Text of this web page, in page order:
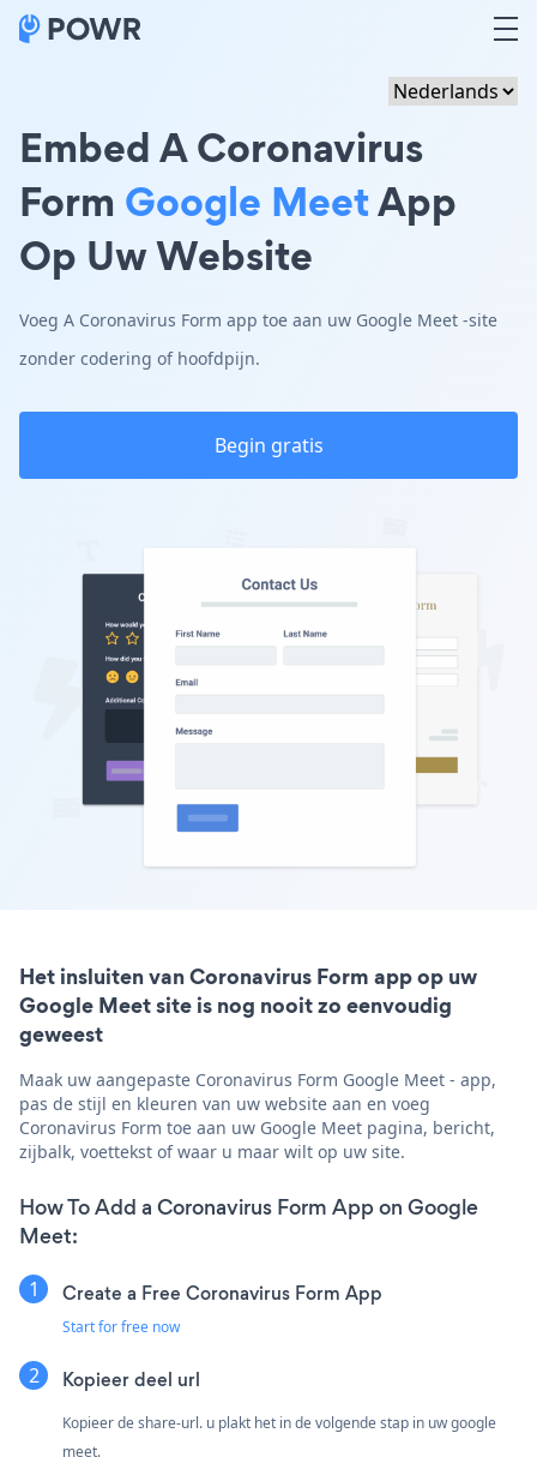
Embed A Coronavirus
Form Google MeetApp
Op Uw Website
Voeg A Coronavirus Form app toe aan uw Google Meet -site
zonder codering of hoofdpijn.
Begin gratis
Het insluiten van Coronavirus Form app op uw
Google Meet site is nog nooit zo eenvoudig
geweest
Maak uw aangepaste Coronavirus Form Google Meet - app,
pas de stijl en kleuren van uw website aan en voeg
Coronavirus Form toe aan uw Google Meet pagina, bericht,
zijbalk, voettekst of waar u maar wilt op uw site.
How To Add a Coronavirus Form App on Google
Meet:
Create a Free Coronavirus Form App
Start for free now
Kopieer deel url
Kopieer de share-url. u plakt het in de volgende stap in uw google
meet.